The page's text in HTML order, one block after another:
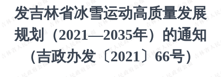
发吉林省冰雪运动高质量发展
规划（2021—2035年）的通知
（吉政办发〔2021〕66号）